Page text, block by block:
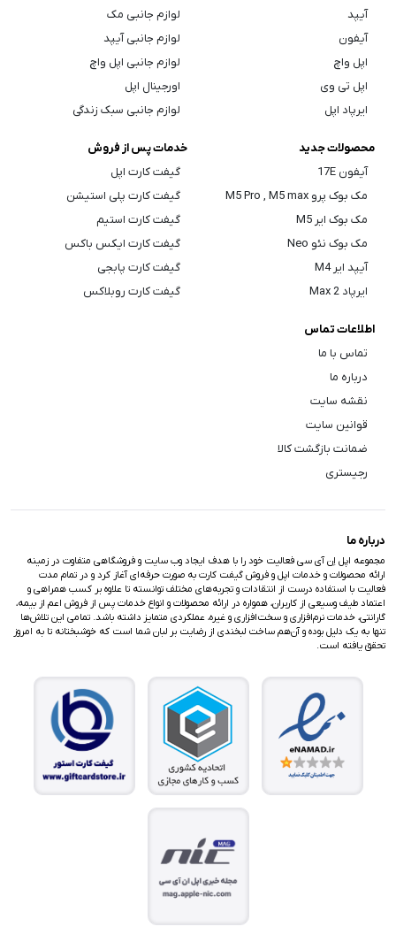
آیپد
آیفون
اپل واچ
اپل تی وی
ایرپاد اپل
لوازم جانبی مک
لوازم جانبی آیپد
لوازم جانبی اپل واچ
اورجینال اپل
لوازم جانبی سبک زندگی
محصولات جدید
آیفون 17E
مک بوک پرو M5 Pro , M5 max
مک بوک ایر M5
مک بوک نئو Neo
آیپد ایر M4
ایرپاد Max 2
خدمات پس از فروش
گیفت کارت اپل
گیفت کارت پلی استیشن
گیفت کارت استیم
گیفت کارت ایکس باکس
گیفت کارت پابجی
گیفت کارت روبلاکس
اطلاعات تماس
تماس با ما
درباره ما
نقشه سایت
قوانین سایت
ضمانت بازگشت کالا
رجیستری
درباره ما
مجموعه اپل اِن آی سی فعالیت خود را با هدف ایجاد وب سایت و فروشگاهی متفاوت در زمینه
ارائه محصولات و خدمات اپل و فروش گیفت کارت به صورت حرفه‌ای آغاز کرد و در تمام مدت
فعالیت با استفاده درست از انتقادات و تجربه‌های مختلف توانسته تا علاوه بر کسب همراهی و
اعتماد طیف وسیعی از کاربران، همواره در ارائه محصولات و انواع خدمات پس از فروش اعم از بیمه،
گارانتی، خدمات نرم‌افزاری و سخت‌افزاری و غیره، عملکردی متمایز داشته باشد. تمامی این تلاش‌ها
تنها به یک دلیل بوده و آن‌هم ساخت لبخندی از رضایت بر لبان شما است که خوشبختانه تا به امروز
تحقق یافته است.